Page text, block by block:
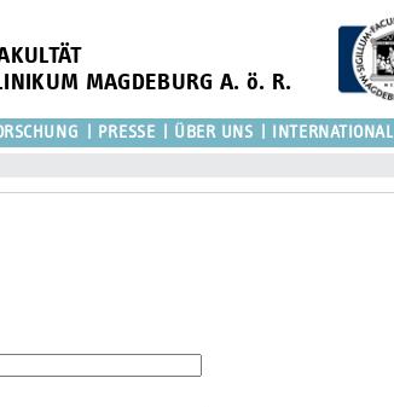
MAGDEBURG A. ö. R.
PRESSE ÜBER UNS INTERNATIONAL